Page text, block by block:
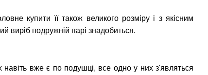
купити її також великого розміру і з якісним
виріб подружній парі знадобиться.
вже є по подушці, все одно у них з'являться